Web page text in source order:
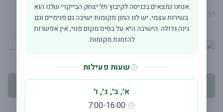
רביולי עבודת יד במילוי גבינות 400 גרם
יש לבחור תאריך אספקה
אנחנו נמצאים בכניסה לקיבוץ תל יצחק הבייקרי שלנו הוא
בשירות עצמי, יש לנו המון מקומות ישיבה גם פנימיים וגם
גינה גדולה. הישיבה היא על בסיס מקום פנוי, אין אפשרות
להזמנת מקומות.
שעות פעילות
א׳, ב׳, ג׳, ו׳
7:00-16:00